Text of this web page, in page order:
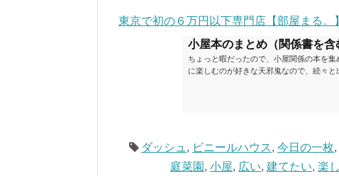
東京で初の６万円以下専門店【部屋まる。】
小屋本のまとめ（関係書を含
ちょっと暇だったので、小屋関係の本を
に楽しむのが好きな天邪鬼なので、続々
ダッシュ , ビニールハウス, 今日の一枚,
庭菜園 ,小屋, 広い,建てたい,楽